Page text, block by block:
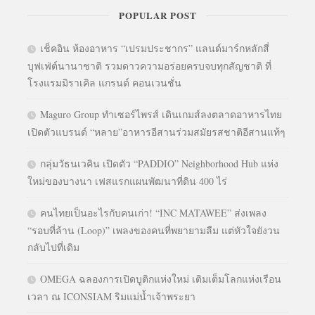
POPULAR POST
เช็คอิน ห้องอาหาร “เปรมประชากร” แลนด์มาร์กหลักสี่
บุฟเฟ่ต์นานาชาติ รวมดาวความอร่อยครบจบทุกสัญชาติ ที่
โรงแรมมิราเคิล แกรนด์ คอนเวนชั่น
Maguro Group ทำเซอร์ไพรส์ เดินเกมส์ลงตลาดอาหารไทย
เปิดตัวแบรนด์ “หลาย”อาหารอีสานร่วมสมัยรสชาติอีสานแท้ๆ
กลุ่มวัธนเวคิน เปิดตัว “PADDIO” Neighborhood Hub แห่ง
ใหม่ของบางนา เฟสแรกแผนพัฒนาที่ดิน 400 ไร่
คนไทยเป็นอะไรกับคนเก่า! “INC MATAWEE” ส่งเพลง
“รอบที่ล้าน (Loop)” เพลงของคนที่พยายามลืม แต่หัวใจยังวน
กลับไปที่เดิม
OMEGA ฉลองการเปิดบูติกแห่งใหม่ เติมเต็มโลกแห่งเรือน
เวลา ณ ICONSIAM ริมแม่น้ำเจ้าพระยา